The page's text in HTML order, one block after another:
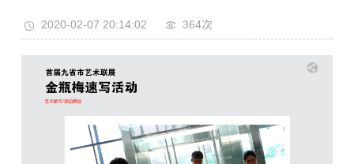
2020-02-07 20:14:02 364次